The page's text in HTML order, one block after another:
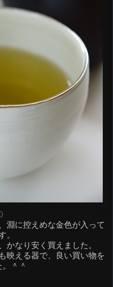
淵に控えめな金色が入って
。
かなり安く買えました。
映える器で、良い買い物を
＾＾